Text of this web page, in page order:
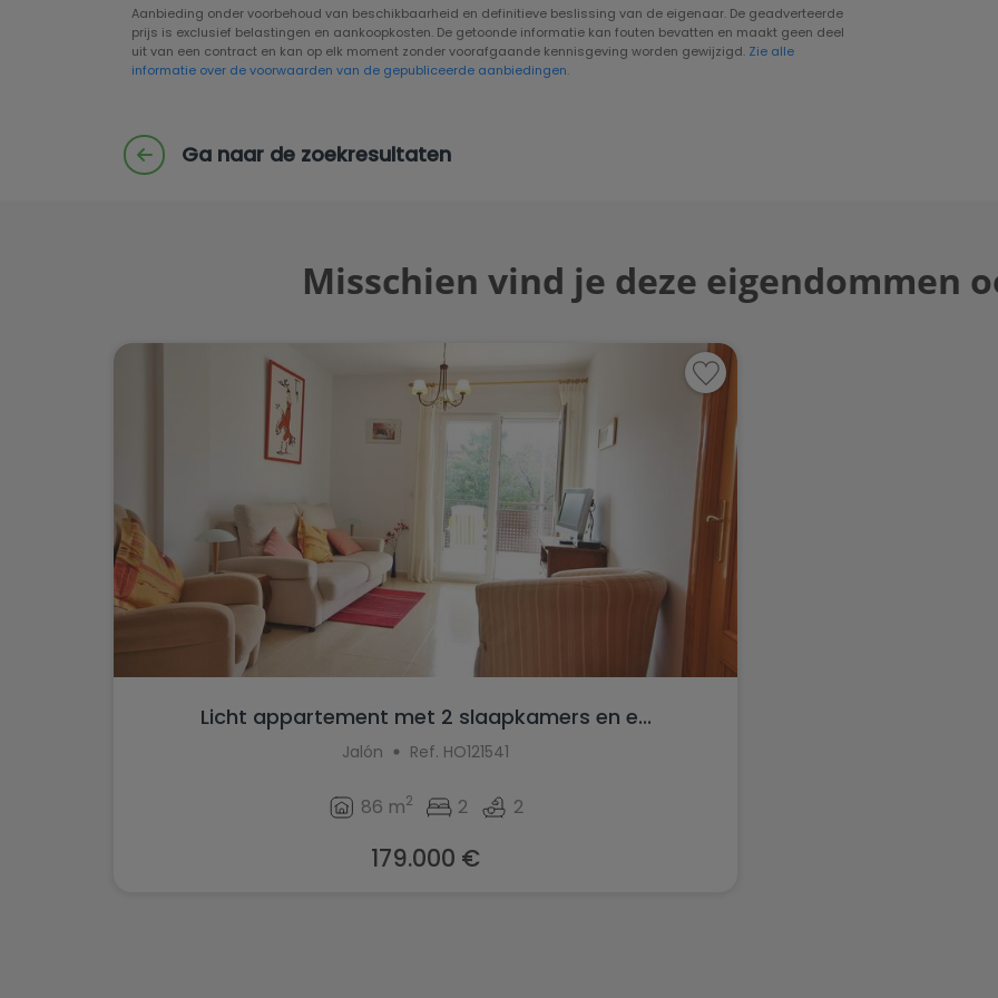
Aanbieding onder voorbehoud van beschikbaarheid en definitieve beslissing van de eigenaar. De geadverteerde
prijs is exclusief belastingen en aankoopkosten. De getoonde informatie kan fouten bevatten en maakt geen deel
uit van een contract en kan op elk moment zonder voorafgaande kennisgeving worden gewijzigd. Zie alle
informatie over de voorwaarden van de gepubliceerde aanbiedingen.
Ga naar de zoekresultaten
Misschien vind je deze eigendommen
Licht appartement met 2 slaapkamers en e...
Jalón Ref. HO121541
86 m2 2 2
179.000 €